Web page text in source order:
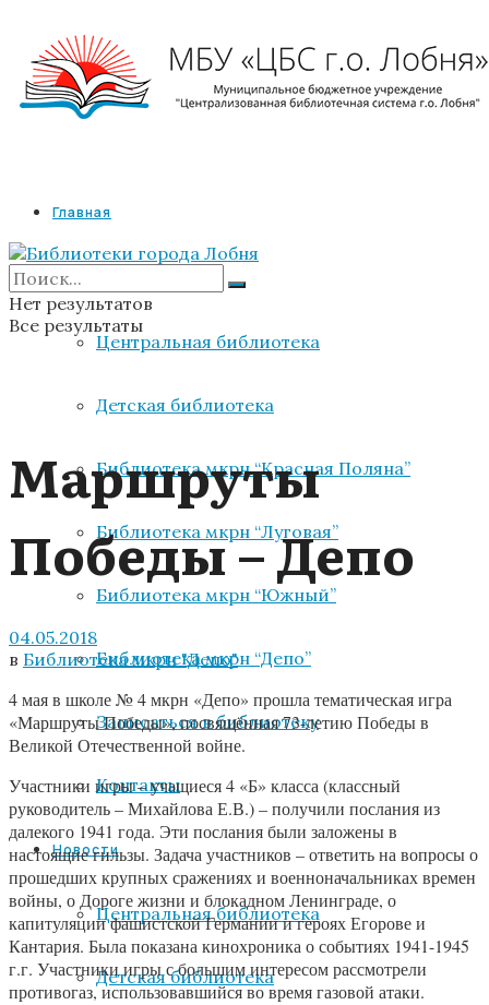
Главная
Библиотеки
Центральная библиотека
Детская библиотека
Библиотека мкрн “Красная Поляна”
Библиотека мкрн “Луговая”
Библиотека мкрн “Южный”
Библиотека мкрн “Депо”
Записаться в библиотеку
Контакты
Новости
Центральная библиотека
Детская библиотека
Нет результатов
Все результаты
Маршруты
Победы – Депо
04.05.2018
в Библиотека мкрн "Депо"
4 мая в школе № 4 мкрн «Депо» прошла тематическая игра
«Маршруты Победы», посвящённая 73-летию Победы в
Великой Отечественной войне.
Участники игры – учащиеся 4 «Б» класса (классный
руководитель – Михайлова Е.В.) – получили послания из
далекого 1941 года. Эти послания были заложены в
настоящие гильзы. Задача участников – ответить на вопросы о
прошедших крупных сражениях и военноначальниках времен
войны, о Дороге жизни и блокадном Ленинграде, о
капитуляции фашистской Германии и героях Егорове и
Кантария. Была показана кинохроника о событиях 1941-1945
г.г. Участники игры с большим интересом рассмотрели
противогаз, использовавшийся во время газовой атаки.